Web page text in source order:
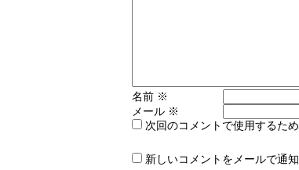
名前 ※
メール ※
次回のコメントで使用するた
新しいコメントをメールで通知